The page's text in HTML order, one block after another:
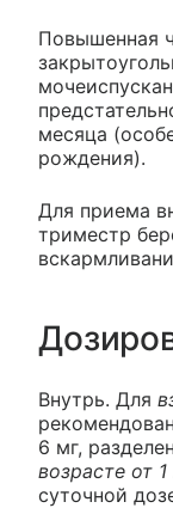
Повышенная
месяца
рождения).
Для приема
триместр
Внутрь. Для
6 мг,
возрасте от
суточной